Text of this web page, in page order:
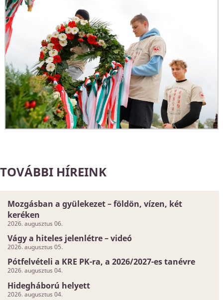
TOVÁBBI HÍREINK
Mozgásban a gyülekezet – földön, vízen, két
keréken
2026. augusztus 06.
Vágy a hiteles jelenlétre – videó
2026. augusztus 05.
Pótfelvételi a KRE PK-ra, a 2026/2027-es tanévre
2026. augusztus 04.
Hidegháború helyett
2026. augusztus 04.